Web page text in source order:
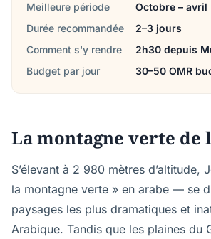
Meilleure période
Octobre – avril
Durée recommandée
2–3 jours
Comment s'y rendre
2h30 depuis
Budget par jour
30–50 OMR
La montagne verte de
S’élevant à 2 980 mètres
la montagne verte » en arabe — se
paysages les plus dramatiques et
Arabique. Tandis que les plaines du